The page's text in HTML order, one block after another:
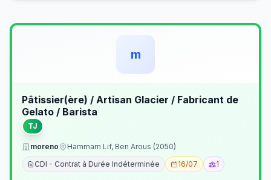
m
Pâtissier(ère) / Artisan Glacier / Fabricant de
Gelato / Barista
TJ
moreno
Hammam Lif, Ben Arous (2050)
CDI - Contrat à Durée Indéterminée
16/07 1